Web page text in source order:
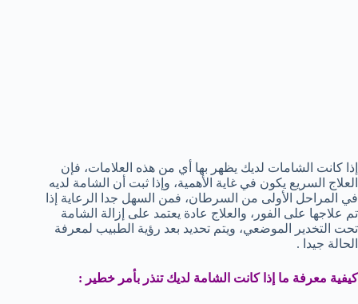
إذا كانت الشامات لديك يظهر بها أي من هذه العلامات، فإن
العلاج السريع يكون في غاية الأهمية، وإذا ثبت أن الشامة لديه
في المراحل الأولى من السرطان، فمن السهل جدا الرعاية إذا
تم علاجها على الفور، والعلاج عادة يعتمد على إزالة الشامة
تحت التخدير الموضعي، ويتم تحديد بعد رؤية الطبيب لمعرفة
الحالة جيدا .
كيفية معرفة ما إذا كانت الشامة لديك تنذر بأمر خطير :